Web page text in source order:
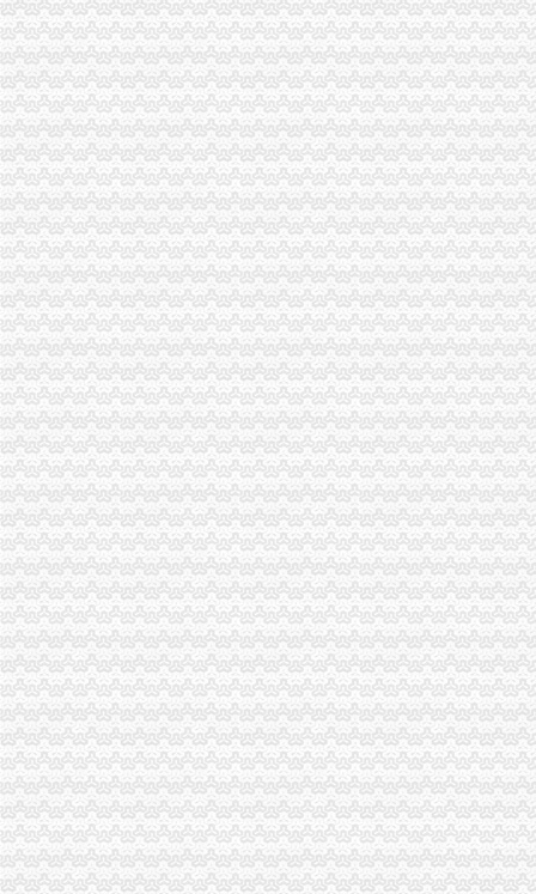
重庆财税_专业的财务、税收实务网站-亿企赢财税资讯
国家税务总局2015年持续加“规范税务”建设_部门新闻_新闻_中国
重庆沙坪坝门户网
【重庆财务/审计/税务招聘_新重庆财务/审计/税务招聘信息】-前程无忧
重庆市国家税务局关于纳税人2015年度关联申报等事项的提示-中国会
重庆代理记账、工商注册代理、重庆微型企业、商标注册、税务评估
【重庆亿源财税融资咨询代办营业执照营业哪家比较好】价格,厂家,
于老师,03月24日重庆税务筹划培训-中华品牌管理网
重庆市江津区地税局着力造办税服务“轻体验”-新华网
重庆地区代理工商注册、变更、代理记账、税务咨询可提供地
重庆地税：积推行“互联网+税务”提升服务质效-长江经济网
重庆市地方税务局、重庆市国土资源和房屋管理局<BR>关于暂停办理
重庆商裕工商咨询有限公司|工商咨询|代帐咨询|做账报税|税务代办|代
：：重庆市潼南区公众信息网：：-国税局
会计代理记帐、财税咨询、税务代理-重庆便民网
【江门注销税务注销公司企业停止运营不注销后果严重】-鹤山沙坪易
重庆江北区工商代办重庆沙坪坝区工商代办【渝盾】_其他加盟-中国
重庆国税关于金税三期工程上线办理有关涉税事项的公告_地方规-
重庆高档住宅土地增值税预征率上调至2%_东方财富网
重庆财税_专业的财务、税收实务网站-亿企赢财税资讯
重庆市国家税务局、重庆市地方税务局、重庆市工商管理局转发国
有重庆的朋友吗？你在天津过的还好吗？（转载）_天津_天涯论坛_天
重庆注册税务招聘_重庆注册税务招聘信息_智联重庆招聘网_找工作求
《重庆市国税小规模申报》_优秀范文十篇
重庆招聘税务专员_重庆弘昇管道有限公司招聘-汇博网
重庆税务登记证挂失电话-沙坪坝沙坪坝广告媒-重庆58同城
【税收管理】重庆市地方税务局关于印发《“三证合一、一照一码”
重庆地税的微博
重庆税务策划招聘_重庆税务策划招聘信息_智联重庆招聘网_找工作求
重庆沙坪坝门户网
重庆国税网上申报系统：
重庆营业执照代办【工商代办免费咨询】重庆益尚利财务管理有限公司
重庆财税公司-重庆亿源公司_重庆亿源_重庆市亿源财税咨询公司_重庆
代理记账|税务代理与咨询-重庆君立企业管理咨询有限公司
重庆高档住宅土地增值税预征率上调至2%_网易北京房产频道
重庆代理各项纳税申报-商务服务-久久信息网